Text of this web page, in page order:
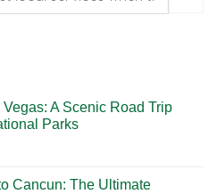
A Scenic Road Trip
Parks
Cancun: The Ultimate